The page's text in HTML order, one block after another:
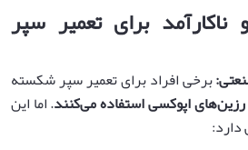
برای تعمیر سپر
:برخی افراد برای تعمیر سپر شکسته
رزین‌های اپوکسی استفاده می‌کنند. اما این